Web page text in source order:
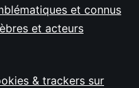
et connus
et acteurs
& trackers sur